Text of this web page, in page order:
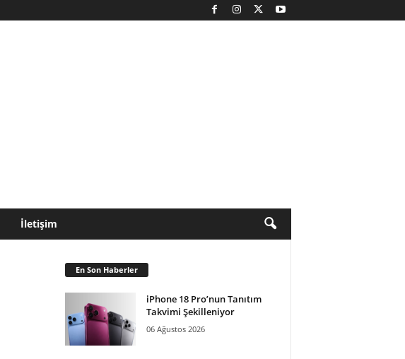
İletişim
En Son Haberler
iPhone 18 Pro’nun Tanıtım
Takvimi Şekilleniyor
06 Ağustos 2026